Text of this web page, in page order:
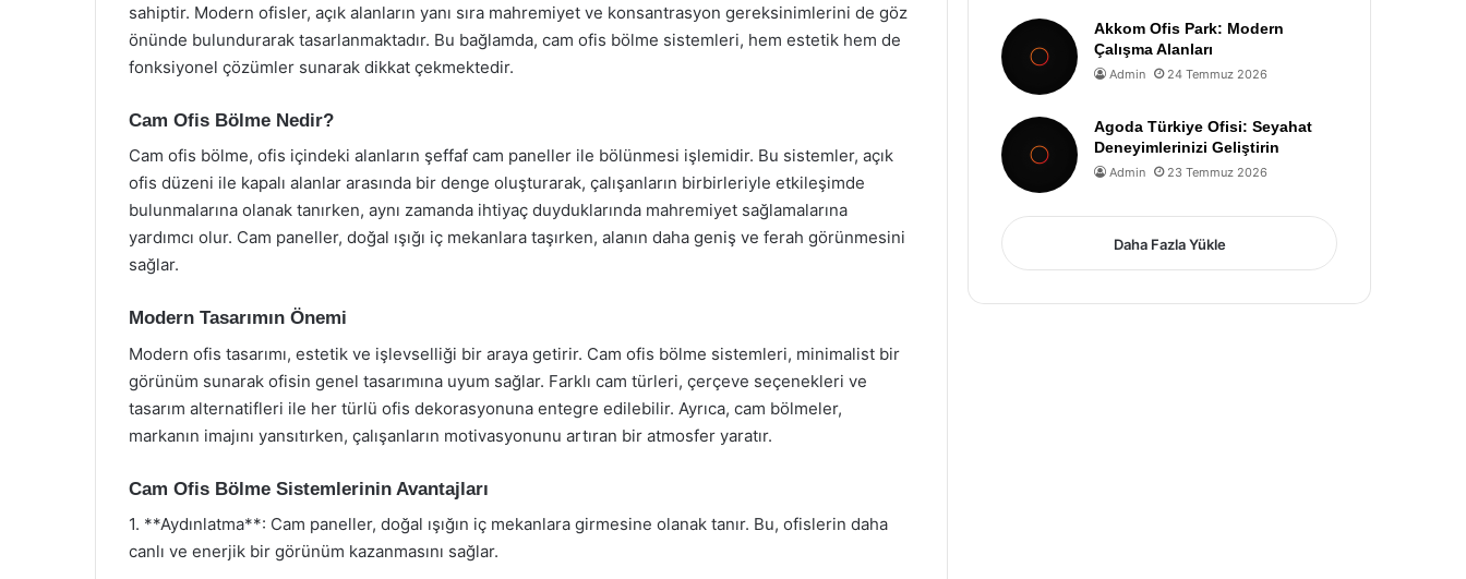
sahiptir. Modern ofisler, açık alanların yanı sıra mahremiyet ve konsantrasyon gereksinimlerini de göz
önünde bulundurarak tasarlanmaktadır. Bu bağlamda, cam ofis bölme sistemleri, hem estetik hem de
fonksiyonel çözümler sunarak dikkat çekmektedir.
Cam Ofis Bölme Nedir?
Cam ofis bölme, ofis içindeki alanların şeffaf cam paneller ile bölünmesi işlemidir. Bu sistemler, açık
ofis düzeni ile kapalı alanlar arasında bir denge oluşturarak, çalışanların birbirleriyle etkileşimde
bulunmalarına olanak tanırken, aynı zamanda ihtiyaç duyduklarında mahremiyet sağlamalarına
yardımcı olur. Cam paneller, doğal ışığı iç mekanlara taşırken, alanın daha geniş ve ferah görünmesini
sağlar.
Modern Tasarımın Önemi
Modern ofis tasarımı, estetik ve işlevselliği bir araya getirir. Cam ofis bölme sistemleri, minimalist bir
görünüm sunarak ofisin genel tasarımına uyum sağlar. Farklı cam türleri, çerçeve seçenekleri ve
tasarım alternatifleri ile her türlü ofis dekorasyonuna entegre edilebilir. Ayrıca, cam bölmeler,
markanın imajını yansıtırken, çalışanların motivasyonunu artıran bir atmosfer yaratır.
Cam Ofis Bölme Sistemlerinin Avantajları
1. **Aydınlatma**: Cam paneller, doğal ışığın iç mekanlara girmesine olanak tanır. Bu, ofislerin daha
canlı ve enerjik bir görünüm kazanmasını sağlar.
Akkom Ofis Park: Modern
Çalışma Alanları
Admin 24 Temmuz 2026
Agoda Türkiye Ofisi: Seyahat
Deneyimlerinizi Geliştirin
Admin 23 Temmuz 2026
Daha Fazla Yükle